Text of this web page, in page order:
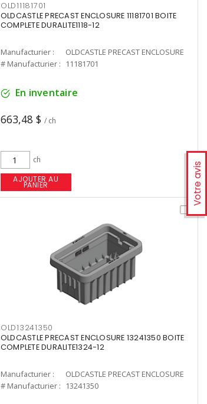
Votre avis
OLD11181701
OLDCASTLE PRECAST ENCLOSURE 11181701 BOITE
COMPLETE DURALITE1118-12
Manufacturier :
OLDCASTLE PRECAST ENCLOSURE
# Manufacturier :
11181701
En inventaire
663,48 $ / ch
ch
AJOUTER AU
PANIER
OLD13241350
OLDCASTLE PRECAST ENCLOSURE 13241350 BOITE
COMPLETE DURALITE1324-12
Manufacturier :
OLDCASTLE PRECAST ENCLOSURE
# Manufacturier :
13241350